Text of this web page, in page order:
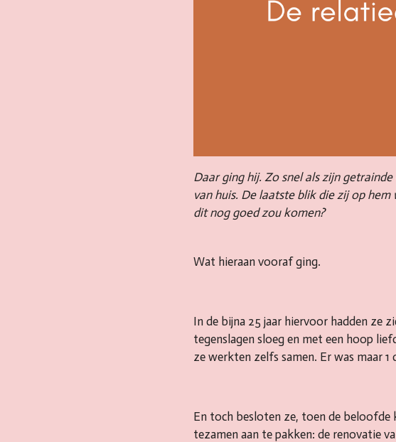
Daar ging hij. Zo snel als zijn
van huis. De laatste blik die zij op
dit nog goed zou komen?
Wat hieraan vooraf ging.
In de bijna 25 jaar hiervoor hadden ze
tegenslagen sloeg en met een hoop
ze werkten zelfs samen. Er was maar
En toch besloten ze, toen de beloofde
tezamen aan te pakken: de renovatie